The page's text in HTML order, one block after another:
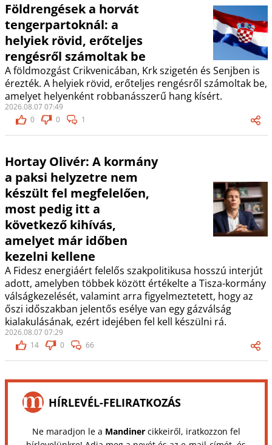
Földrengések a horvát
tengerpartoknál: a
helyiek rövid, erőteljes
rengésről számoltak be
A földmozgást Crikvenicában, Krk szigetén és Senjben is
érezték. A helyiek rövid, erőteljes rengésről számoltak be,
amelyet helyenként robbanásszerű hang kísért.
2026.08.07 07:49
0
0 1
Hortay Olivér: A kormány
a paksi helyzetre nem
készült fel megfelelően,
most pedig itt a
következő kihívás,
amelyet már időben
kezelni kellene
A Fidesz energiáért felelős szakpolitikusa hosszú interjút
adott, amelyben többek között értékelte a Tisza-kormány
válságkezelését, valamint arra figyelmeztetett, hogy az
őszi időszakban jelentős esélye van egy gázválság
kialakulásának, ezért idejében fel kell készülni rá.
2026.08.07 07:29
14
0 66
HÍRLEVÉL-FELIRATKOZÁS
Ne maradjon le a Mandinercikkeiről, iratkozzon fel